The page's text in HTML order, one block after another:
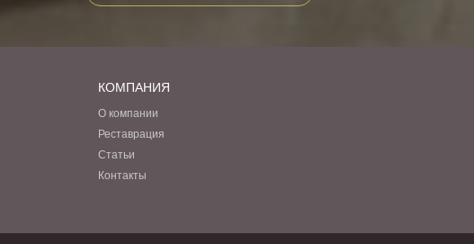
КОМПАНИЯ
О компании
Реставрация
Статьи
Контакты